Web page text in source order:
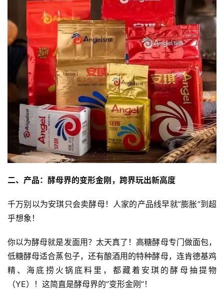
二、产品：酵母界的变形金刚，跨界玩出新高度
千万别以为安琪只会卖酵母！人家的产品线早就”膨胀”到超
乎想象！
你以为酵母就是发面用？太天真了！高糖酵母专门做面包，
低糖酵母适合蒸包子，还有酿酒用的特种酵母，连肯德基鸡
精、海底捞火锅底料里，都藏着安琪的酵母抽提物
（YE）！这简直是酵母界的”变形金刚”！